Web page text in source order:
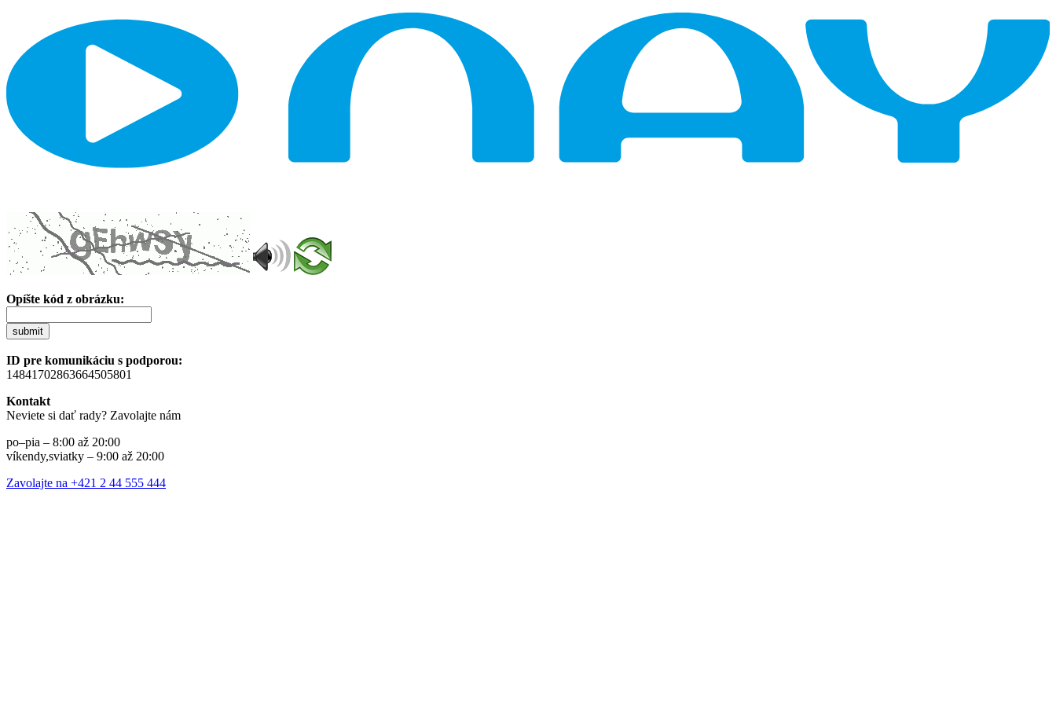
Opíšte kód z obrázku:
submit
ID pre komunikáciu s podporou:
14841702863664505801
Kontakt
Neviete si dať rady? Zavolajte nám
po–pia – 8:00 až 20:00
víkendy,sviatky – 9:00 až 20:00
Zavolajte na +421 2 44 555 444